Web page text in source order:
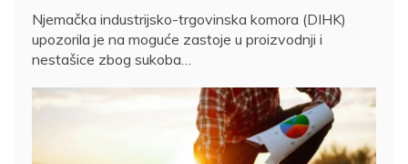
Njemačka industrijsko-trgovinska komora (DIHK)
upozorila je na moguće zastoje u proizvodnji i
nestašice zbog sukoba…